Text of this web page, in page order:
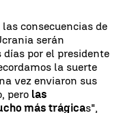
las consecuencias de
serán
días por el presidente
la suerte
vez enviaron sus
pero las
más trágicas",